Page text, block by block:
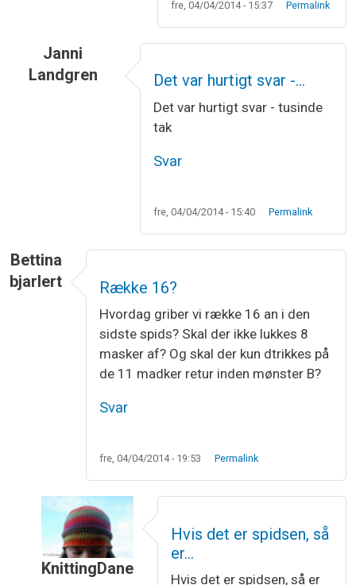
fre, 04/04/2014 - 15:37 Permalink
Janni
Landgren
Det var hurtigt svar -…
Det var hurtigt svar - tusinde
tak
Svar
fre, 04/04/2014 - 15:40 Permalink
Bettina
bjarlert
Række 16?
Hvordag griber vi række 16 an i den
sidste spids? Skal der ikke lukkes 8
masker af? Og skal der kun dtrikkes på
de 11 madker retur inden mønster B?
Svar
fre, 04/04/2014 - 19:53 Permalink
KnittingDane
Hvis det er spidsen, så
er…
Hvis det er spidsen, så er